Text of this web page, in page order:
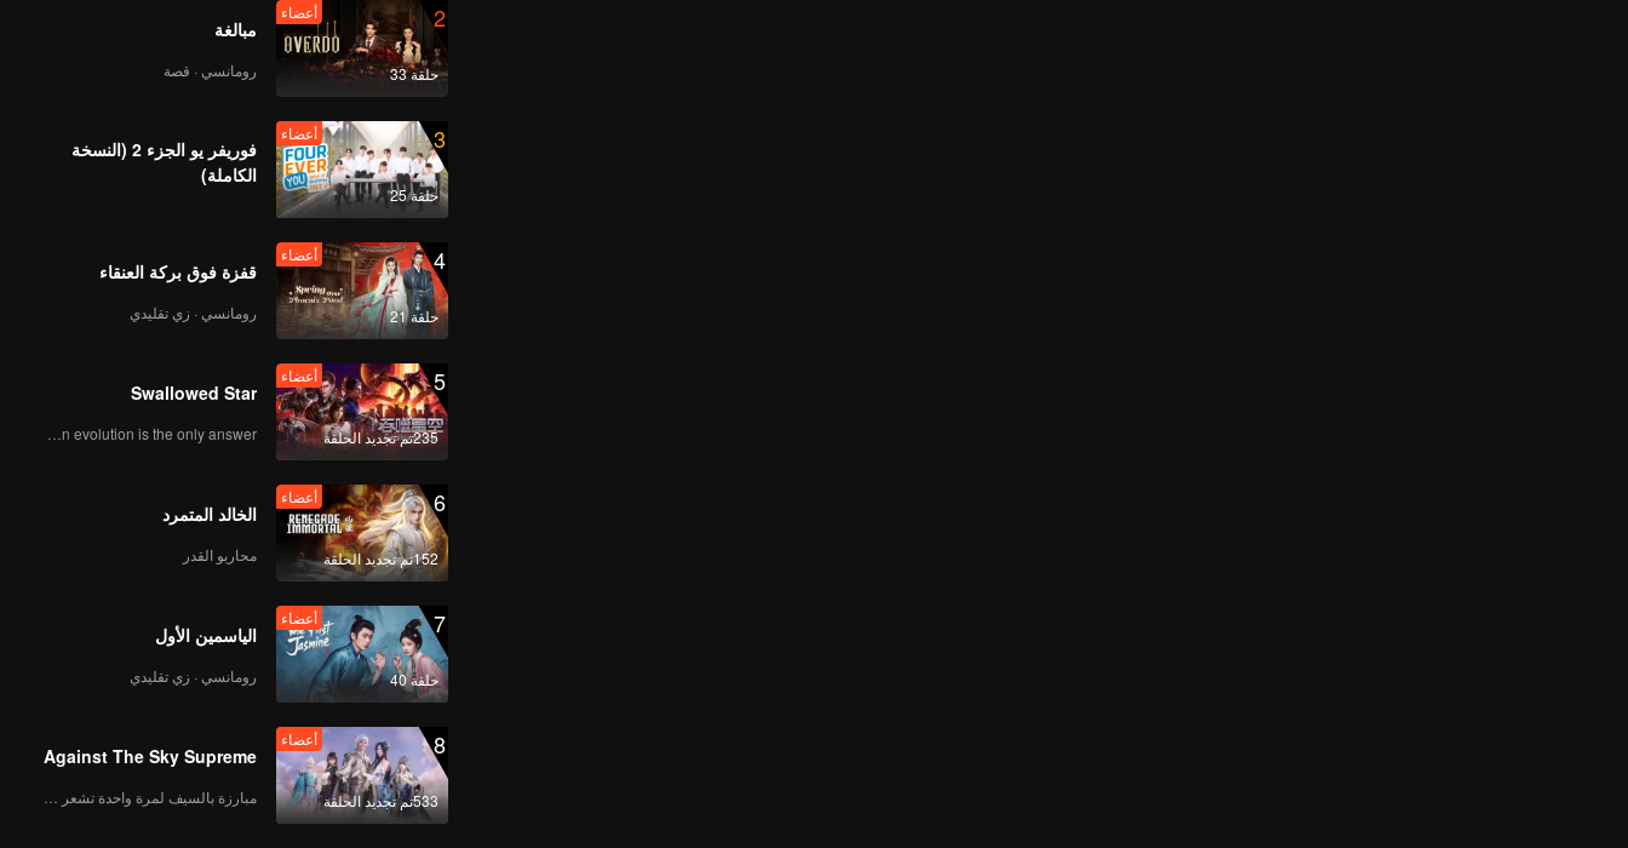
2
حلقة 33
أعضاء
مبالغة
رومانسي · قصة
3
حلقة 25
أعضاء
فوريفر يو الجزء 2 (النسخة
الكاملة)
4
حلقة 21
أعضاء
قفزة فوق بركة العنقاء
رومانسي · زي تقليدي
5
235تم تجديد الحلقة
أعضاء
Swallowed Star
Human evolution is the only answer.
6
152تم تجديد الحلقة
أعضاء
الخالد المتمرد
محاربو القدر
7
حلقة 40
أعضاء
الياسمين الأول
رومانسي · زي تقليدي
8
533تم تجديد الحلقة
أعضاء
Against The Sky Supreme